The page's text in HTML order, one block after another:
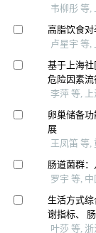
韦柳彤 等,
高脂饮食
卢星宇 等,
基于上海
危险因素
李萍 等,
卵巢储备
展
王凤笛 等,
肠道菌群
罗宇 等,
生活方式
谢指标、
叶莎 等,